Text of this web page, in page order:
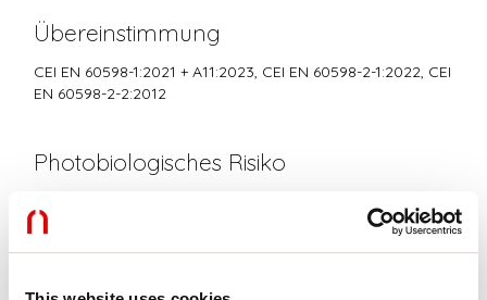
Übereinstimmung
CEI EN 60598-1:2021 + A11:2023, CEI EN 60598-2-1:2022, CEI
EN 60598-2-2:2012
Photobiologisches Risiko
RISIKOGRUPPE 0
Zertifiziertes Gerät in der RISIKO-FREIEN GRUPPE, in
62778:2014.